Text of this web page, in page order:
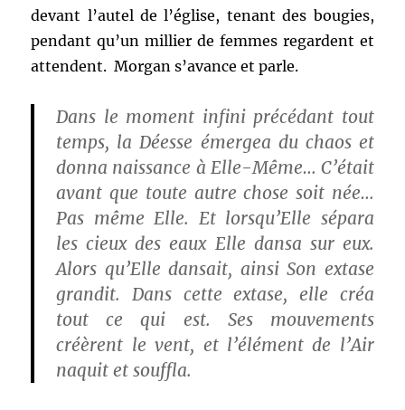
devant l’autel de l’église, tenant des bougies,
pendant qu’un millier de femmes regardent et
attendent. Morgan s’avance et parle.
Dans le moment infini précédant tout
temps, la Déesse émergea du chaos et
donna naissance à Elle-Même… C’était
avant que toute autre chose soit née…
Pas même Elle. Et lorsqu’Elle sépara
les cieux des eaux Elle dansa sur eux.
Alors qu’Elle dansait, ainsi Son extase
grandit. Dans cette extase, elle créa
tout ce qui est. Ses mouvements
créèrent le vent, et l’élément de l’Air
naquit et souffla.